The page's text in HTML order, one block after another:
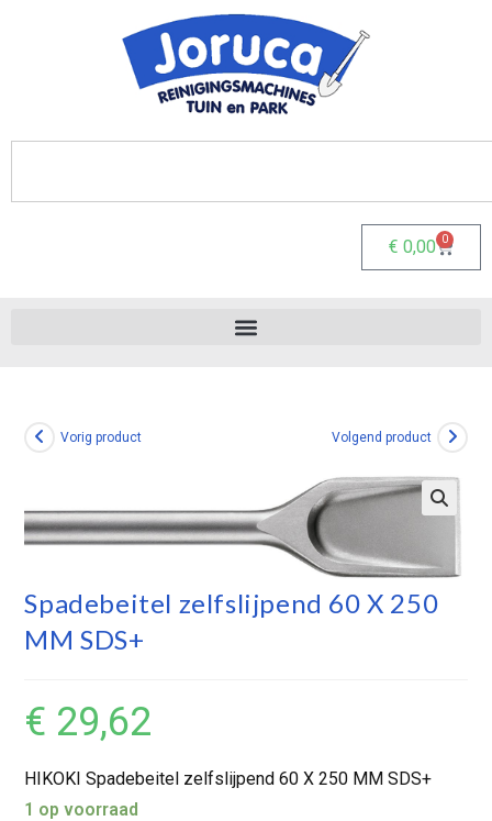
€ 0,00 0
Vorig product Volgend product
Spadebeitel zelfslijpend 60 X 250
MM SDS+
€ 29,62
HIKOKI Spadebeitel zelfslijpend 60 X 250 MM SDS+
1 op voorraad